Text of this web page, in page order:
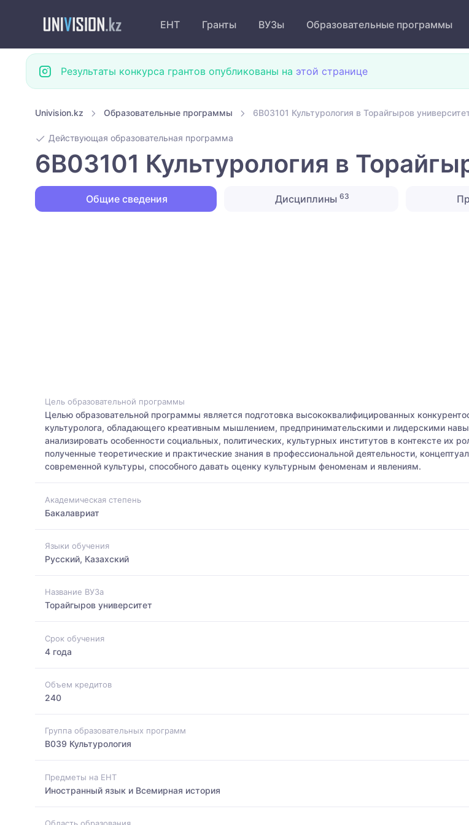
ЕНТ Гранты ВУЗы Образовательные программы
Результаты конкурса грантов опубликованы на этой странице
Univision.kz Образовательные программы 6B03101 Культурология в Торайгыров
Действующая образовательная программа
6B03101 Культурология в
Общие сведения Дисциплины63
Цель образовательной программы
Целью образовательной программы является подготовка высококвалифицированных
культуролога, обладающего креативным мышлением, предпринимательскими и лидерскими
анализировать особенности социальных, политических, культурных институтов в контексте
полученные теоретические и практические знания в профессиональной деятельности,
современной культуры, способного давать оценку культурным феноменам и явлениям.
Академическая степень
Бакалавриат
Языки обучения
Русский, Казахский
Название ВУЗа
Торайгыров университет
Срок обучения
4 года
Объем кредитов
240
Группа образовательных программ
B039 Культурология
Предметы на ЕНТ
Иностранный язык и Всемирная история